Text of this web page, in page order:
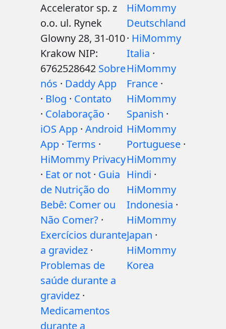
Accelerator sp. z
o.o. ul. Rynek
Glowny 28, 31-010
Krakow NIP:
6762528642 Sobre
nós · Daddy App
· Blog · Contato
· Colaboração ·
iOS App · Android
App · Terms ·
HiMommy Privacy
· Eat or not · Guia
de Nutrição do
Bebê: Comer ou
Não Comer? ·
Exercícios durante
a gravidez ·
Problemas de
saúde durante a
gravidez ·
Medicamentos
durante a
HiMommy
Deutschland
· HiMommy
Italia ·
HiMommy
France ·
HiMommy
Spanish ·
HiMommy
Portuguese ·
HiMommy
Hindi ·
HiMommy
Indonesia ·
HiMommy
Japan ·
HiMommy
Korea